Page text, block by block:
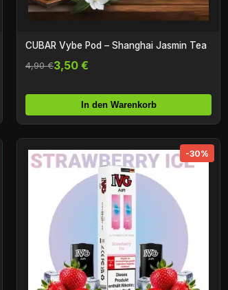
CUBAR Vybe Pod – Shanghai Jasmin Tea
4,90 €3,50 €
In den Warenkorb
-30%